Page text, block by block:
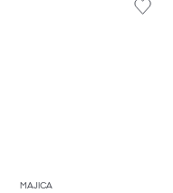
MAJICA